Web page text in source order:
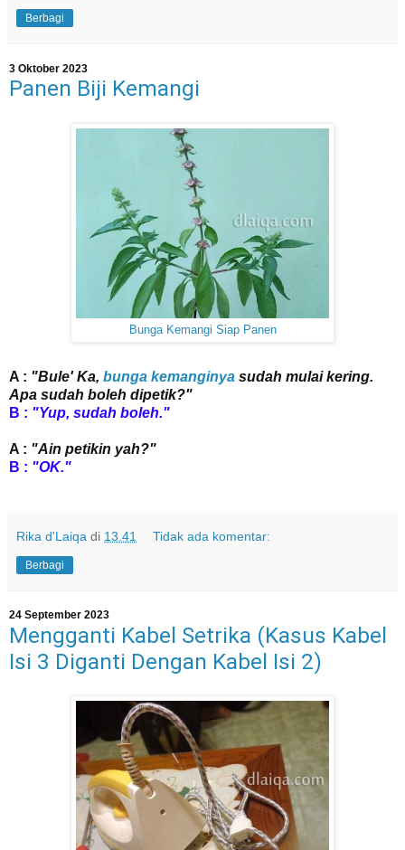
Berbagi
3 Oktober 2023
Panen Biji Kemangi
Bunga Kemangi Siap Panen
A : "Bule' Ka, bunga kemanginya sudah mulai kering.
Apa sudah boleh dipetik?"
B : "Yup, sudah boleh."
A : "Ain petikin yah?"
B : "OK."
Rika d'Laiqa di 13.41 Tidak ada komentar:
Berbagi
24 September 2023
Mengganti Kabel Setrika (Kasus Kabel
Isi 3 Diganti Dengan Kabel Isi 2)